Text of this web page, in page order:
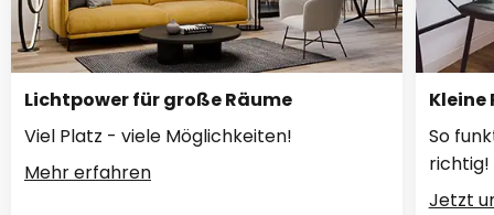
Lichtpower für große Räume
Viel Platz - viele Möglichkeiten!
Mehr erfahren
Kleine
So
richtig!
Jetzt